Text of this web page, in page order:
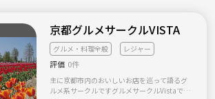
京都グルメサークルVISTA
グルメ・料理全般 レジャー
評価 0件
主に京都市内のおいしいお店を巡って語るグ
ルメ系サークルですグルメサークルVistaで